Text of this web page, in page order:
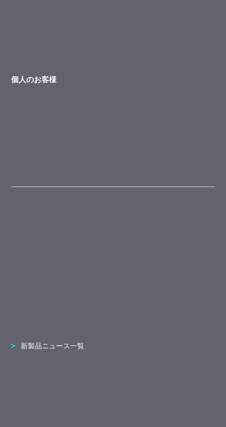
個人のお客様
新製品ニュース一覧